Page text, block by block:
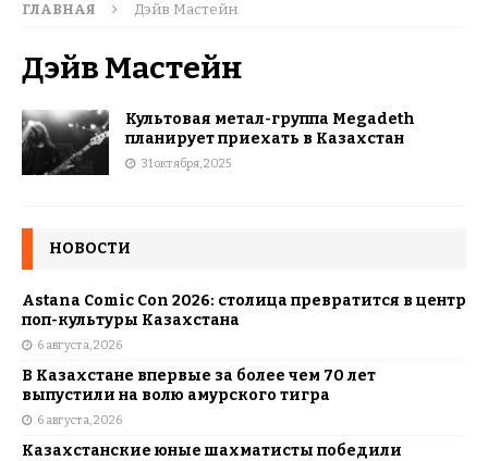
ГЛАВНАЯ Дэйв Мастейн
Дэйв Мастейн
Культовая метал-группа Megadeth
планирует приехать в Казахстан
31 октября, 2025
НОВОСТИ
Astana Comic Con 2026: столица превратится в центр
поп-культуры Казахстана
6 августа, 2026
В Казахстане впервые за более чем 70 лет
выпустили на волю амурского тигра
6 августа, 2026
Казахстанские юные шахматисты победили